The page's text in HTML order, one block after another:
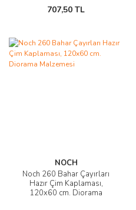
707,50 TL
NOCH
Noch 260 Bahar Çayırları
Hazır Çim Kaplaması,
120x60 cm. Diorama